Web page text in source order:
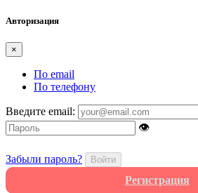
Авторизация
×
По email
По телефону
Введите email:
👁
Забыли пароль? Войти
Регистрация